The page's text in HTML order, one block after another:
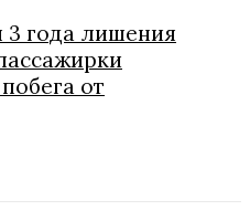
3 года лишения
от